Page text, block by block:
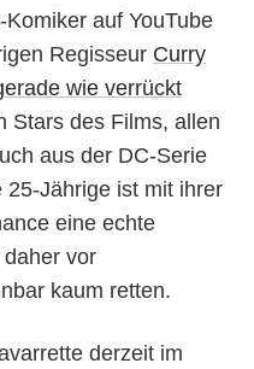
auf YouTube
Regisseur Curry
wie verrückt
Stars des Films, allen
aus der DC-Serie
25-Jährige ist mit ihrer
eine echte
vor
kaum retten.
derzeit im